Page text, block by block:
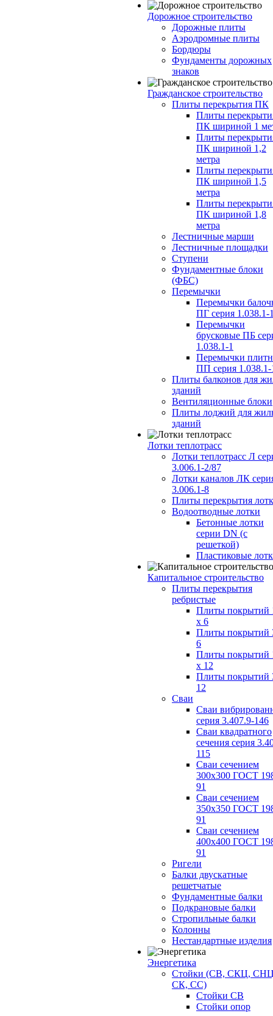
Дорожное строительство
Дорожные плиты
Аэродромные плиты
Бордюры
Фундаменты дорожных
знаков
Гражданское строительство
Плиты перекрытия ПК
Плиты
ПК шириной 1
Плиты
ПК шириной 1,2
метра
Плиты
ПК шириной 1,5
метра
Плиты
ПК шириной 1,8
метра
Лестничные марши
Лестничные площадки
Ступени
Фундаментные блоки
(ФБС)
Перемычки
Перемычки
ПГ серия 1.038.1-
Перемычки
брусковые ПБ
1.038.1-1
Перемычки
ПП серия 1.038.1-
Плиты балконов для
зданий
Вентиляционные блоки
Плиты лоджий для
зданий
Лотки теплотрасс
Лотки теплотрасс Л
3.006.1-2/87
Лотки каналов ЛК
3.006.1-8
Плиты перекрытия
Водоотводные лотки
Бетонные лотки
серии DN (с
решеткой)
Пластиковые
Капитальное строительство
Плиты перекрытия
ребристые
Плиты покрытий
x 6
Плиты покрытий
6
Плиты покрытий
x 12
Плиты покрытий
12
Сваи
Сваи
серия 3.407.9-146
Сваи квадратного
сечения серия
115
Сваи сечением
300х300 ГОСТ
91
Сваи сечением
350х350 ГОСТ
91
Сваи сечением
400х400 ГОСТ
91
Ригели
Балки двускатные
решетчатые
Фундаментные балки
Подкрановые балки
Стропильные балки
Колонны
Нестандартные изделия
Энергетика
Стойки (СВ, СКЦ,
СК, СС)
Стойки СВ
Стойки опор